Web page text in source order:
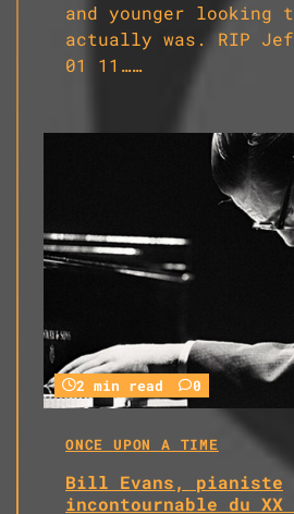
and younger looking
actually was. RIP
01 11……
2 min read 0
ONCE UPON A TIME
Bill Evans, pianiste
incontournable du